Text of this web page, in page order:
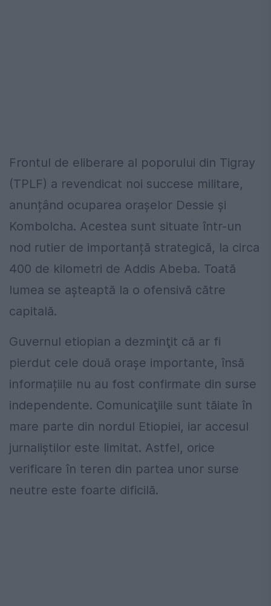
Frontul de eliberare al poporului din Tigray
(TPLF) a revendicat noi succese militare,
anunțând ocuparea orașelor Dessie şi
Kombolcha. Acestea sunt situate într-un
nod rutier de importanță strategică, la circa
400 de kilometri de Addis Abeba. Toată
lumea se așteaptă la o ofensivă către
capitală.
Guvernul etiopian a dezminţit că ar fi
pierdut cele două oraşe importante, însă
informațiile nu au fost confirmate din surse
independente. Comunicaţiile sunt tăiate în
mare parte din nordul Etiopiei, iar accesul
jurnaliştilor este limitat. Astfel, orice
verificare în teren din partea unor surse
neutre este foarte dificilă.